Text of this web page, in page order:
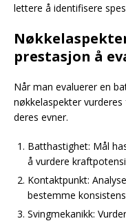
lettere å identifisere
prestasjon å
Når man evaluerer en
nøkkelaspekter
deres evner.
Batthastighet: Mål
å vurdere
Kontaktpunkt:
bestemme
Svingmekanikk: